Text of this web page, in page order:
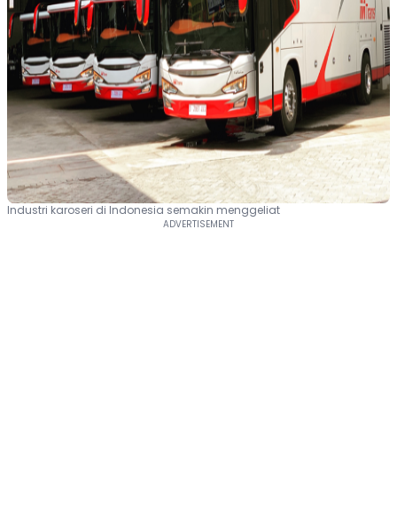
Industri karoseri di Indonesia semakin menggeliat